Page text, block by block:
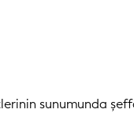
sunumunda